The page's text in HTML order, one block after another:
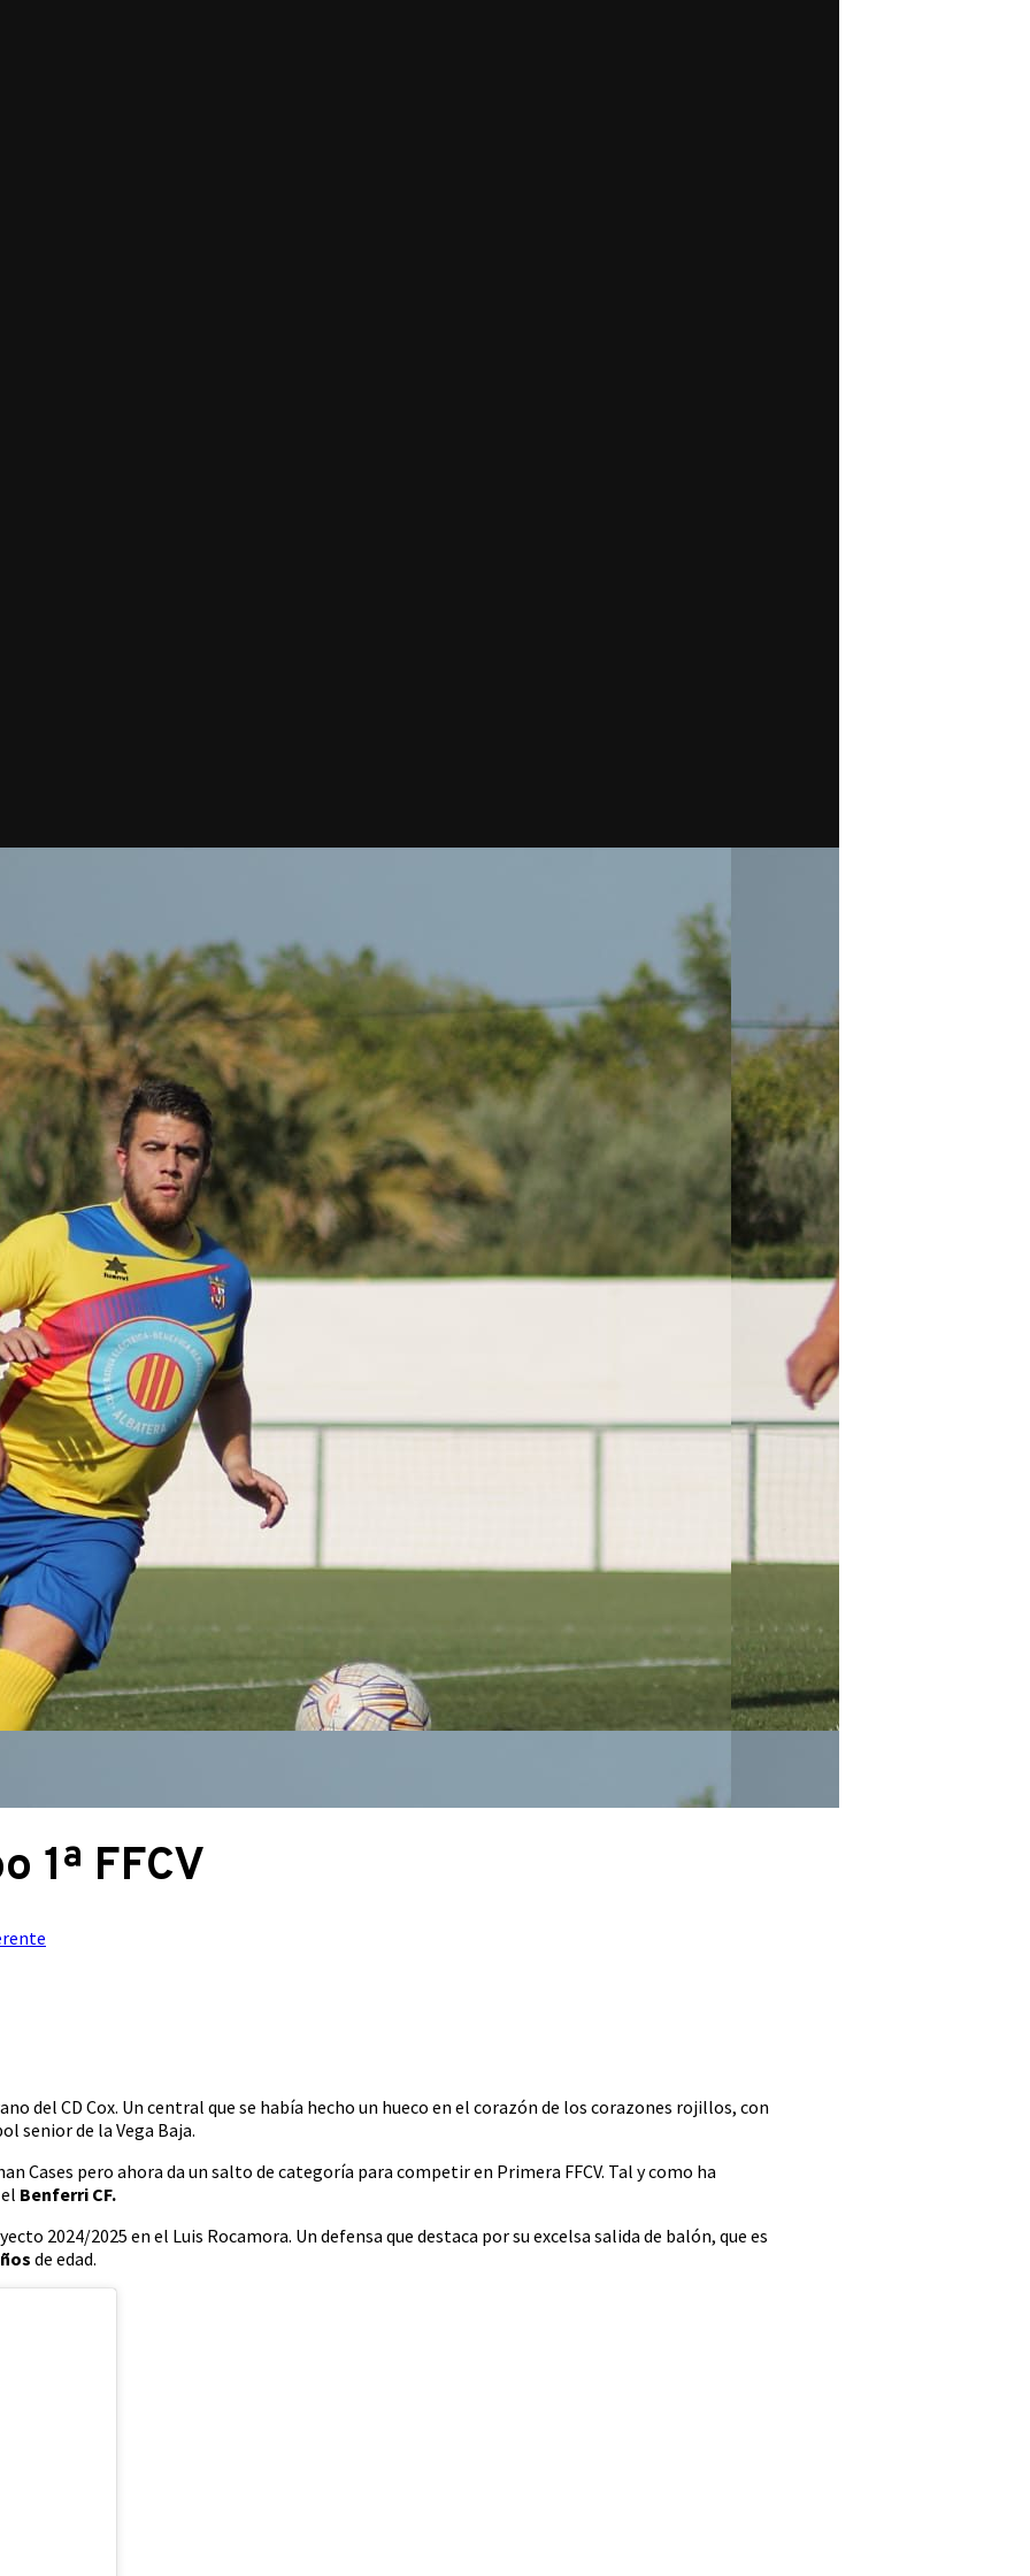
1ª FFCV
del CD Cox. Un central que se había hecho un hueco en el corazón de los corazones rojillos, con
senior de la Vega Baja.
Cases pero ahora da un salto de categoría para competir en Primera FFCV. Tal y como ha
Benferri CF.
2024/2025 en el Luis Rocamora. Un defensa que destaca por su excelsa salida de balón, que es
de edad.